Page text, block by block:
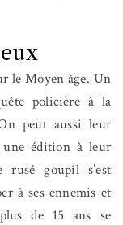
le Moyen âge. Un
policière à la
peut aussi leur
une édition à leur
goupil s’est
à ses ennemis et
de 15 ans se